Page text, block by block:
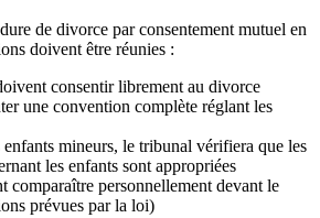
de divorce par consentement mutuel en
doivent être réunies :
consentir librement au divorce
une convention complète réglant les
enfants mineurs, le tribunal vérifiera que les
les enfants sont appropriées
comparaître personnellement devant le
prévues par la loi)